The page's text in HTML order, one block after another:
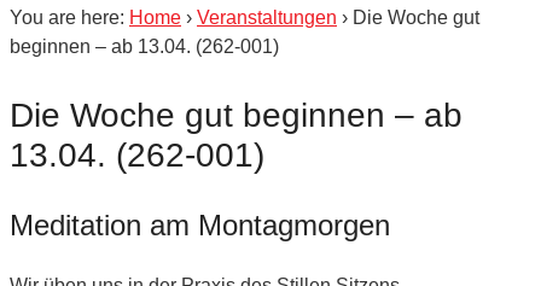
You are here: Home › Veranstaltungen › Die Woche gut
beginnen – ab 13.04. (262-001)
Die Woche gut beginnen – ab
13.04. (262-001)
Meditation am Montagmorgen